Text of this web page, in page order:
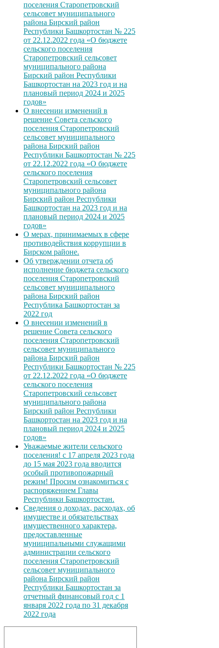
поселения Старопетровский
сельсовет муниципального
района Бирский район
Республики Башкортостан № 225
от 22.12.2022 года «О бюджете
сельского поселения
Старопетровский сельсовет
муниципального района
Бирский район Республики
Башкортостан на 2023 год и на
плановый период 2024 и 2025
годов»
О внесении изменений в
решение Совета сельского
поселения Старопетровский
сельсовет муниципального
района Бирский район
Республики Башкортостан № 225
от 22.12.2022 года «О бюджете
сельского поселения
Старопетровский сельсовет
муниципального района
Бирский район Республики
Башкортостан на 2023 год и на
плановый период 2024 и 2025
годов»
О мерах, принимаемых в сфере
противодействия коррупции в
Бирском районе.
Об утверждении отчета об
исполнение бюджета сельского
поселения Старопетровский
сельсовет муниципального
района Бирский район
Республика Башкортостан за
2022 год
О внесении изменений в
решение Совета сельского
поселения Старопетровский
сельсовет муниципального
района Бирский район
Республики Башкортостан № 225
от 22.12.2022 года «О бюджете
сельского поселения
Старопетровский сельсовет
муниципального района
Бирский район Республики
Башкортостан на 2023 год и на
плановый период 2024 и 2025
годов»
Уважаемые жители сельского
поселения! с 17 апреля 2023 года
до 15 мая 2023 года вводится
особый противопожарный
режим! Просим ознакомиться с
распоряжением Главы
Республики Башкортостан.
Сведения о доходах, расходах, об
имуществе и обязательствах
имущественного характера,
предоставленные
муниципальными служащими
администрации сельского
поселения Старопетровский
сельсовет муниципального
района Бирский район
Республики Башкортостан за
отчетный финансовый год с 1
января 2022 года по 31 декабря
2022 года